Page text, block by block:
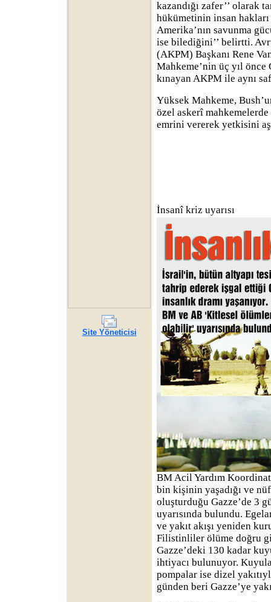
Site Yöneticisi
kazandığı zafer’’ olarak
hükümetinin insan
Amerika’nın savunma
ise bilediğini’’ belirtti.
(AKPM) Başkanı Rene
Mahkeme’nin üç yıl önce
kınayan AKPM ile aynı
Yüksek Mahkeme,
özel askerî mahkemelerde
emrini vererek yetkisini
İnsanî kriz uyarısı
BM Acil Yardım
bin kişinin yaşadığı ve
oluşturduğu Gazze’de 3
uyarısında bulundu.
ve yakıt akışı yeniden
Filistinliler ölüme doğru
Gazze’deki 130 kadar
ihtiyacı bulunuyor.
pompalar ise dizel
günden beri Gazze’ye